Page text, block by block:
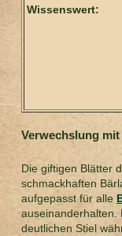
Wissenswert:
Verwechslung
Die giftigen Blätter
schmackhaften
aufgepasst für alle
auseinanderhalten.
deutlichen Stiel